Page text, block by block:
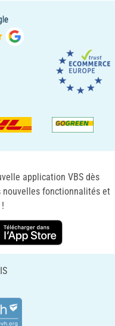
application VBS dès
fonctionnalités et